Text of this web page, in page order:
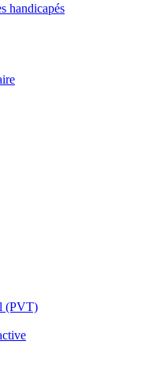
handicapés
(PVT)